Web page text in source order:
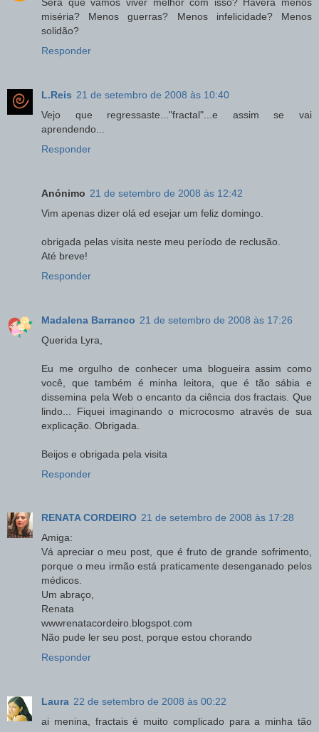
miséria? Menos guerras? Menos infelicidade? Menos
solidão?
Responder
L.Reis 21 de setembro de 2008 às 10:40
Vejo que regressaste..."fractal"...e assim se vai
aprendendo...
Responder
Anónimo 21 de setembro de 2008 às 12:42
Vim apenas dizer olá ed esejar um feliz domingo.
obrigada pelas visita neste meu período de reclusão.
Até breve!
Responder
Madalena Barranco 21 de setembro de 2008 às 17:26
Querida Lyra,
Eu me orgulho de conhecer uma blogueira assim como
você, que também é minha leitora, que é tão sábia e
dissemina pela Web o encanto da ciência dos fractais. Que
lindo... Fiquei imaginando o microcosmo através de sua
explicação. Obrigada.
Beijos e obrigada pela visita
Responder
RENATA CORDEIRO 21 de setembro de 2008 às 17:28
Amiga:
Vá apreciar o meu post, que é fruto de grande sofrimento,
porque o meu irmão está praticamente desenganado pelos
médicos.
Um abraço,
Renata
wwwrenatacordeiro.blogspot.com
Não pude ler seu post, porque estou chorando
Responder
Laura 22 de setembro de 2008 às 00:22
ai menina, fractais é muito complicado para a minha tão